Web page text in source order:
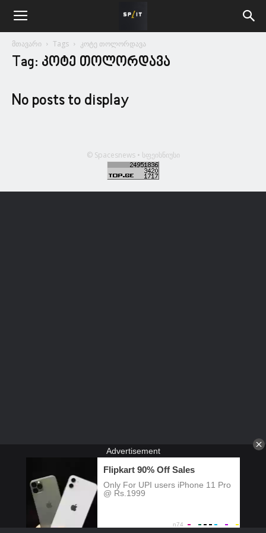
მთავარი Tags კოტე თოლორდავა
Tag: კოტე თოლორდავა
No posts to display
© Spacesnews • სფეისნიუსი